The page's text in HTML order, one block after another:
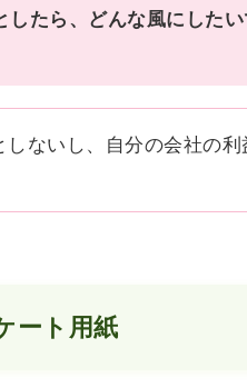
たら、どんな風にしたい
ないし、自分の会社の
ート用紙